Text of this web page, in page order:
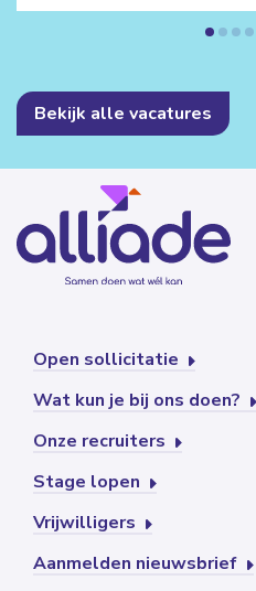
Bekijk alle vacatures
Open sollicitatie
Wat kun je bij ons doen?
Onze recruiters
Stage lopen
Vrijwilligers
Aanmelden nieuwsbrief